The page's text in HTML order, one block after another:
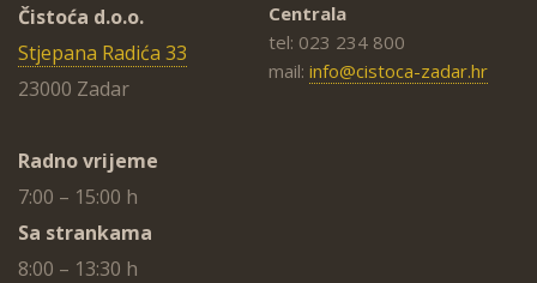
Čistoća d.o.o.
Stjepana Radića 33
23000 Zadar
Radno vrijeme
7:00 – 15:00 h
Sa strankama
8:00 – 13:30 h
Centrala
tel: 023 234 800
mail: info@cistoca-zadar.hr